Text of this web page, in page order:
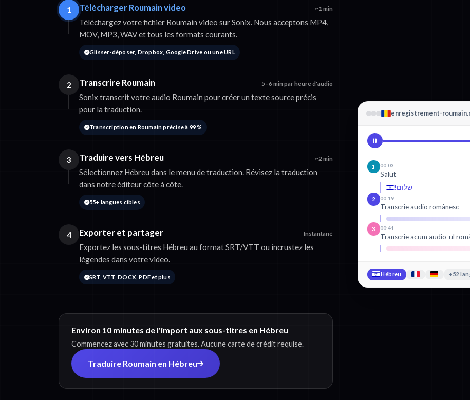
1 Télécharger Roumain video ~1 min
Téléchargez votre fichier Roumain video sur Sonix. Nous acceptons MP4,
MOV, MP3, WAV et tous les formats courants.
Glisser-déposer, Dropbox, Google Drive ou une URL
2 Transcrire Roumain 5–6 min par heure d'audio
Sonix transcrit votre audio Roumain pour créer un texte source précis
pour la traduction.
Transcription en Roumain précise à 99 %
3 Traduire vers Hébreu ~2 min
Sélectionnez Hébreu dans le menu de traduction. Révisez la traduction
dans notre éditeur côte à côte.
55+ langues cibles
4 Exporter et partager Instantané
Exportez les sous-titres Hébreu au format SRT/VTT ou incrustez les
légendes dans votre video.
SRT, VTT, DOCX, PDF et plus
Environ 10 minutes de l'import aux sous-titres en Hébreu
Commencez avec 30 minutes gratuites. Aucune carte de crédit requise.
Traduire Roumain en Hébreu
enregistrement-
1 00:03
Salut
שלום!
2 00:19
Transcrie audio românesc
3 00:41
Transcrie acum audio-ul
Hébreu +52